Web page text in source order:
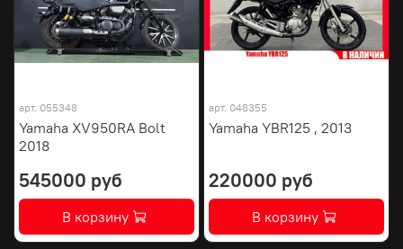
арт. 055348
Yamaha XV950RA Bolt
2018
545000 руб
В корзину
арт. 048355
Yamaha YBR125 , 2013
220000 руб
В корзину